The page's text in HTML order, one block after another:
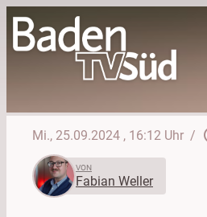
Mi., 25.09.2024 , 16:12 Uhr /
VON
Fabian Weller